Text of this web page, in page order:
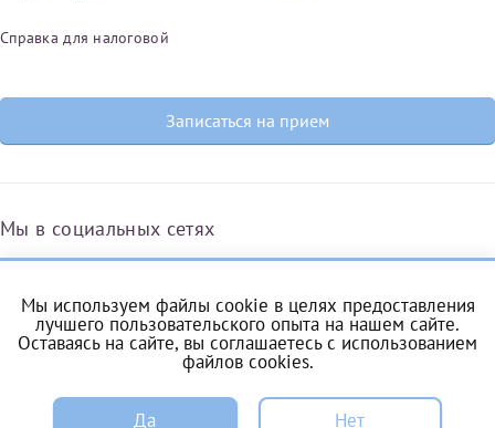
Справка для налоговой
Записаться на прием
Мы в социальных сетях
Вконтакте ОдноклассникиЯндекс.Дзен Telegram Max
Комендантский проспект, 53/1A
Мы используем файлы cookie в целях предоставления
лучшего пользовательского опыта на нашем сайте.
Оставаясь на сайте, вы соглашаетесь с использованием
файлов cookies.
Да Нет
ЗАПИСЬ